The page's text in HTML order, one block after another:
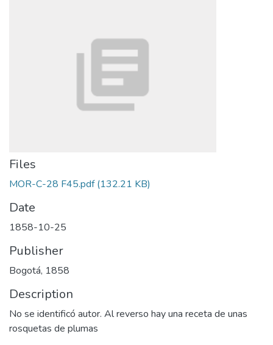
Files
MOR-C-28 F45.pdf(132.21 KB)
Date
1858-10-25
Publisher
Bogotá, 1858
Description
No se identificó autor. Al reverso hay una receta de unas
rosquetas de plumas